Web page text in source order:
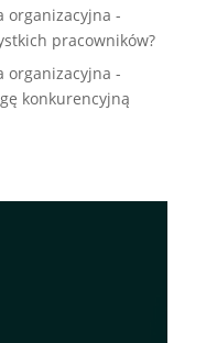
organizacyjna -
pracowników?
organizacyjna -
konkurencyjną